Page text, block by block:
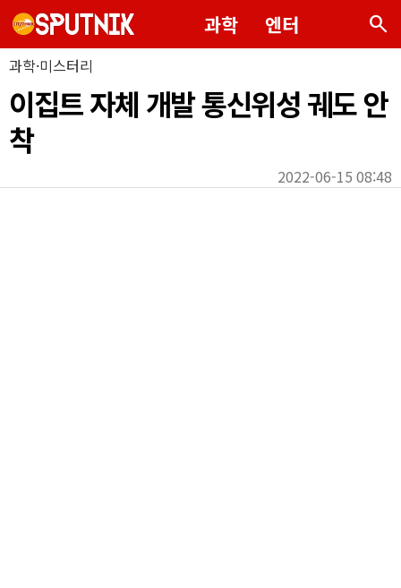
과학 엔터 search
과학·미스터리
이집트 자체 개발 통신위성 궤도 안
착
2022-06-15 08:48